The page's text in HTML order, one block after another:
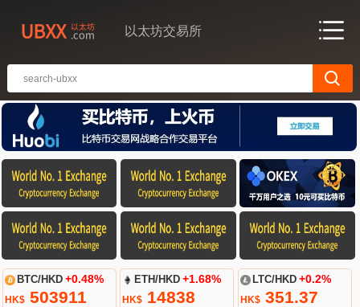
以太坊交易所
BTC/HKD +0.48%
HK$503911
ETH/HKD +1.68%
HK$ 14838
LTC/HKD +0.2%
HK$351.37